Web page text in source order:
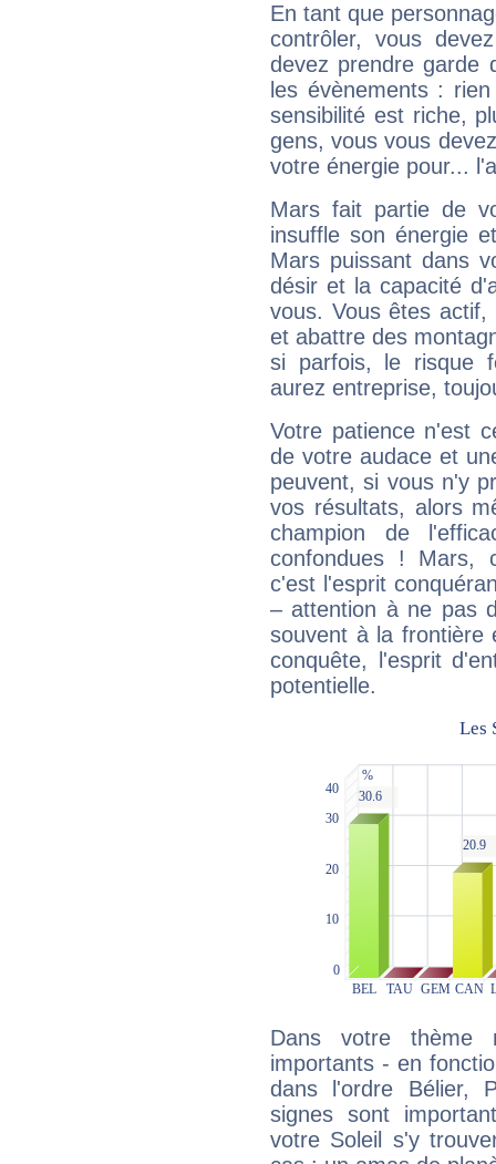
En tant que
contrôler, vous
devez prendre garde
les évènements :
sensibilité est riche,
gens, vous vous
votre énergie pour...
Mars fait partie de
insuffle son énergie
Mars puissant dans
désir et la capacité
vous. Vous êtes
et abattre des
si parfois, le risque
aurez entreprise,
Votre patience n'est
de votre audace et
peuvent, si vous n'y
vos résultats, alors
champion de
confondues ! Mars,
c'est l'esprit
– attention à ne pas
souvent à la frontière
conquête, l'esprit
potentielle.
Dans votre thème
importants - en
dans l'ordre Bélier,
signes sont
votre Soleil s'y